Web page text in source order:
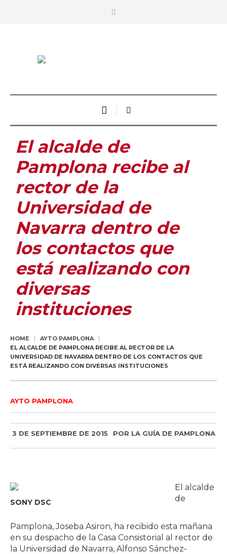
El alcalde de
Pamplona recibe al
rector de la
Universidad de
Navarra dentro de
los contactos que
está realizando con
diversas
instituciones
HOME
AYTO PAMPLONA
EL ALCALDE DE PAMPLONA RECIBE AL RECTOR DE LA
UNIVERSIDAD DE NAVARRA DENTRO DE LOS CONTACTOS QUE
ESTÁ REALIZANDO CON DIVERSAS INSTITUCIONES
AYTO PAMPLONA
3 DE SEPTIEMBRE DE 2015 POR LA GUÍA DE PAMPLONA
SONY DSC
El alcalde
de
Pamplona, Joseba Asiron, ha recibido esta mañana
en su despacho de la Casa Consistorial al rector de
la Universidad de Navarra, Alfonso Sánchez-